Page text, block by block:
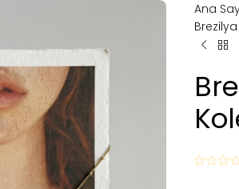
Ana